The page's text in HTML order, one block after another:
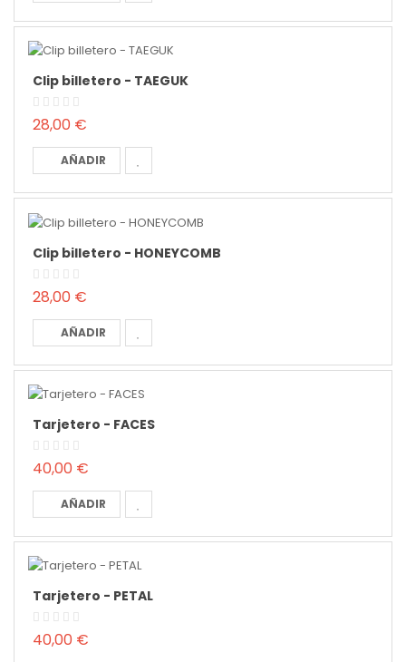
Clip billetero - TAEGUK
28,00 €
AÑADIR
Clip billetero - HONEYCOMB
28,00 €
AÑADIR
Tarjetero - FACES
40,00 €
AÑADIR
Tarjetero - PETAL
40,00 €